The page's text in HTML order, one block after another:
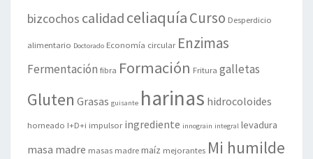
bizcochos calidad celiaquíaCurso Desperdicio
alimentario Doctorado Economía circular Enzimas
Fermentación fibra Formación Fritura galletas
Gluten Grasas guisante harinas hidrocoloides
horneado I+D+i impulsor ingrediente innograin integral levadura
masa madre masas madremaíz mejorantes Mi humilde